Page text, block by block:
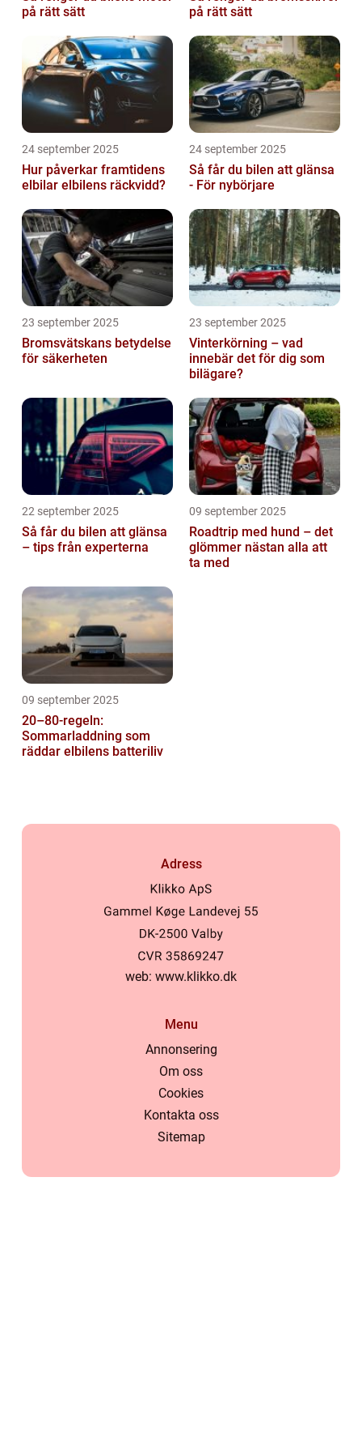
på rätt sätt
på rätt sätt
24 september 2025
Hur påverkar framtidens
elbilar elbilens räckvidd?
24 september 2025
Så får du bilen att glänsa
- För nybörjare
23 september 2025
Bromsvätskans betydelse
för säkerheten
23 september 2025
Vinterkörning – vad
innebär det för dig som
bilägare?
22 september 2025
Så får du bilen att glänsa
– tips från experterna
09 september 2025
Roadtrip med hund – det
glömmer nästan alla att
ta med
09 september 2025
20–80-regeln:
Sommarladdning som
räddar elbilens batteriliv
Adress
web: www.klikko.dk
Menu
Annonsering
Om oss
Cookies
Kontakta oss
Sitemap